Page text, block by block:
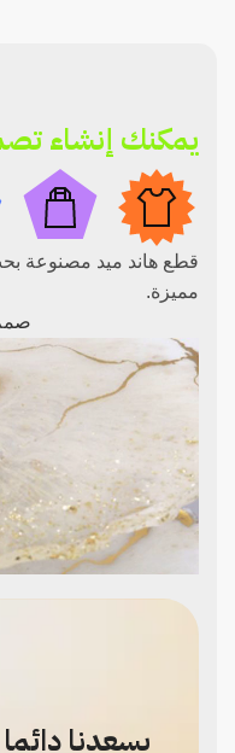
يمكنك إنشاء
قطع هاند ميد مصنوعة
مميزة.
يسعدنا